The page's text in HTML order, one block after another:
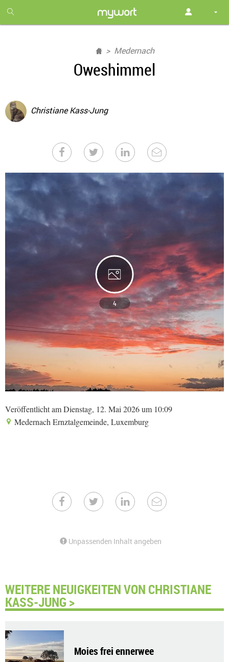
month
free
Medernach
Oweshimmel
Christiane Kass-Jung
4
Veröffentlicht am Dienstag, 12. Mai 2026 um 10:09
Medernach Ernztalgemeinde, Luxemburg
Unpassenden Inhalt angeben
WEITERE NEUIGKEITEN VON CHRISTIANE
KASS-JUNG >
Moies frei ennerwee